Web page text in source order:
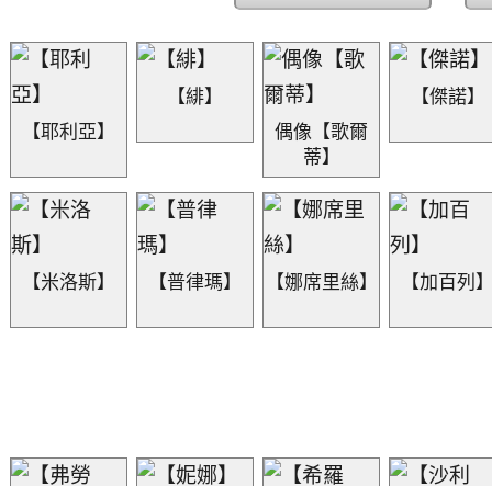
【耶利亞】
【緋】
偶像【歌爾
蒂】
【傑諾】
【米洛斯】 【普律瑪】 【娜席里絲】 【加百列